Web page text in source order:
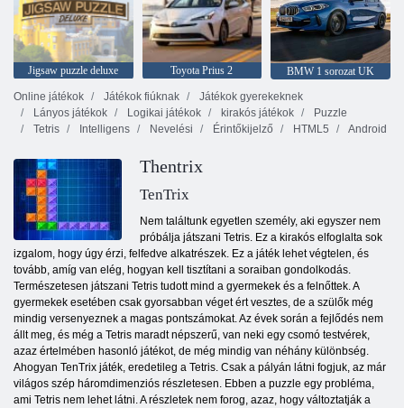
Jigsaw puzzle deluxe Toyota Prius 2
BMW 1 sorozat UK
Online játékok
Játékok fiúknak
Játékok gyerekeknek
Lányos játékok
Logikai játékok kirakós játékok
Puzzle
Tetris
Intelligens Nevelési Érintőkijelző HTML5 Android
Thentrix
TenTrix
Nem találtunk egyetlen személy, aki egyszer nem
próbálja játszani Tetris. Ez a kirakós elfoglalta sok
izgalom, hogy úgy érzi, felfedve alkatrészek. Ez a játék lehet végtelen, és
tovább, amíg van elég, hogyan kell tisztítani a soraiban gondolkodás.
Természetesen játszani Tetris tudott mind a gyermekek és a felnőttek. A
gyermekek esetében csak gyorsabban véget ért vesztes, de a szülők még
mindig versenyeznek a magas pontszámokat. Az évek során a fejlődés nem
állt meg, és még a Tetris maradt népszerű, van neki egy csomó testvérek,
azaz értelmében hasonló játékot, de még mindig van néhány különbség.
Ahogyan TenTrix játék, eredetileg a Tetris. Csak a pályán látni fogjuk, az már
világos szép háromdimenziós részletesen. Ebben a puzzle egy probléma,
ami Tetris nem lehet látni. A részletek nem forog, azaz, hogy változtatják a